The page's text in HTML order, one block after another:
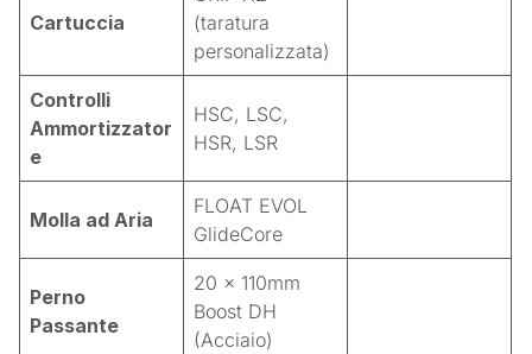
Cartuccia
(taratura
personalizzata)
Controlli
Ammortizzator
e
HSC, LSC,
HSR, LSR
Molla ad Aria
FLOAT EVOL
GlideCore
Perno
Passante
20 x 110mm
Boost DH
(Acciaio)